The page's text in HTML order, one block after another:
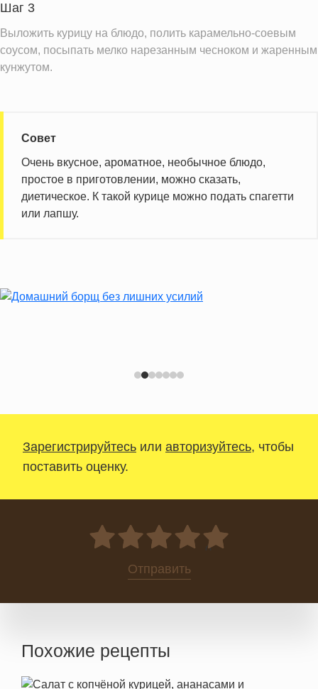
Шаг 3
Выложить курицу на блюдо, полить карамельно-соевым
соусом, посыпать мелко нарезанным чесноком и жаренным
кунжутом.
Совет
Очень вкусное, ароматное, необычное блюдо,
простое в приготовлении, можно сказать,
диетическое. К такой курице можно подать спагетти
или лапшу.
Зарегистрируйтесь или авторизуйтесь, чтобы
поставить оценку.
0
Отправить
Похожие рецепты